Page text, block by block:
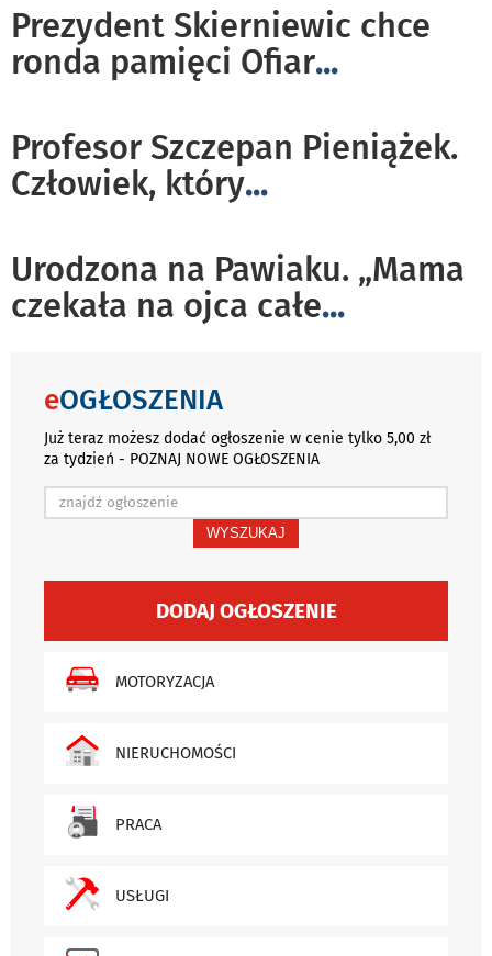
Prezydent Skierniewic chce
ronda pamięci Ofiar...
Profesor Szczepan Pieniążek.
Człowiek, który...
Urodzona na Pawiaku. „Mama
czekała na ojca całe...
eOGŁOSZENIA
Już teraz możesz dodać ogłoszenie w cenie tylko 5,00 zł
za tydzień - POZNAJ NOWE OGŁOSZENIA
WYSZUKAJ
DODAJ OGŁOSZENIE
MOTORYZACJA
NIERUCHOMOŚCI
PRACA
USŁUGI